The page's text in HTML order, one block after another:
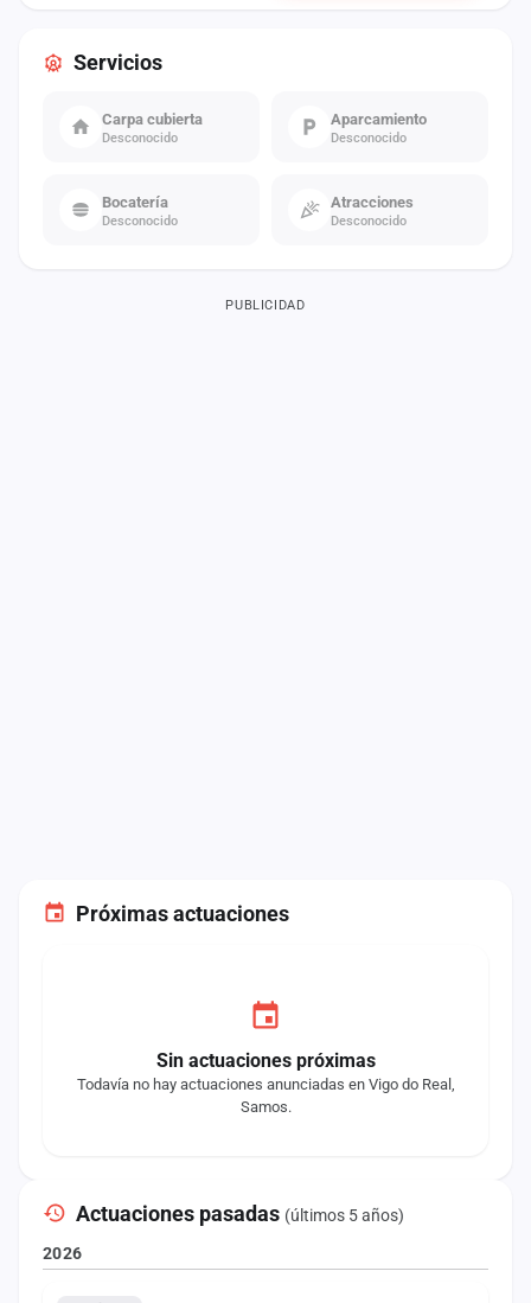
Próximas actuaciones
Sin actuaciones próximas
Todavía no hay actuaciones anunciadas en Vigo do Real,
Samos.
Actuaciones pasadas (últimos 5 años)
2026
Servicios
Carpa cubierta
Desconocido
Aparcamiento
Desconocido
Bocatería
Desconocido
Atracciones
Desconocido
PUBLICIDAD